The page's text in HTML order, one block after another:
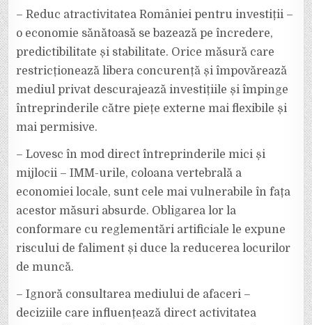
– Reduc atractivitatea României pentru investiții –
o economie sănătoasă se bazează pe încredere,
predictibilitate și stabilitate. Orice măsură care
restricționează libera concurență și împovărează
mediul privat descurajează investițiile și împinge
întreprinderile către piețe externe mai flexibile și
mai permisive.
– Lovesc în mod direct întreprinderile mici și
mijlocii – IMM-urile, coloana vertebrală a
economiei locale, sunt cele mai vulnerabile în fața
acestor măsuri absurde. Obligarea lor la
conformare cu reglementări artificiale le expune
riscului de faliment și duce la reducerea locurilor
de muncă.
– Ignoră consultarea mediului de afaceri –
deciziile care influențează direct activitatea